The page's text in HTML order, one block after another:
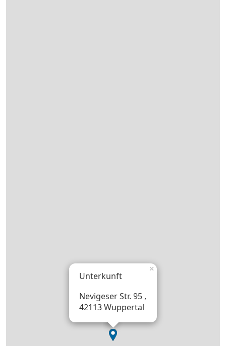
Unterkunft
Nevigeser Str. 95 ,
42113 Wuppertal
×